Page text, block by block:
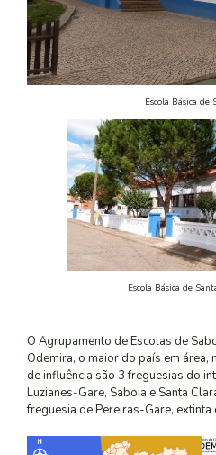
Escola Básica de
Escola Básica de
O Agrupamento de Escolas de
Odemira, o maior do país em área,
de influência são 3 freguesias do
Luzianes-Gare, Saboia e Santa
freguesia de Pereiras-Gare, extinta